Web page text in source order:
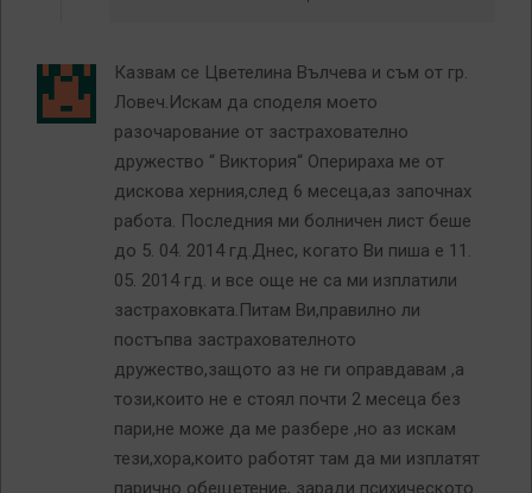
Казвам се Цветелина Вълчева и съм от гр.
Ловеч.Искам да споделя моето
разочарование от застрахователно
дружество “ Виктория“ Оперираха ме от
дискова херния,след 6 месеца,аз започнах
работа. Последния ми болничен лист беше
до 5. 04. 2014 гд.Днес, когато Ви пиша е 11.
05. 2014 гд. и все още не са ми изплатили
застраховката.Питам Ви,правилно ли
постъпва застрахователното
дружество,защото аз не ги оправдавам ,а
този,които не е стоял почти 2 месеца без
пари,не може да ме разбере ,но аз искам
тези,хора,които работят там да ми изплатят
парично обещетение, заради психическото